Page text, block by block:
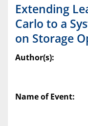
Extending
Carlo to a
on Storage
Author(s):
Name of Event: